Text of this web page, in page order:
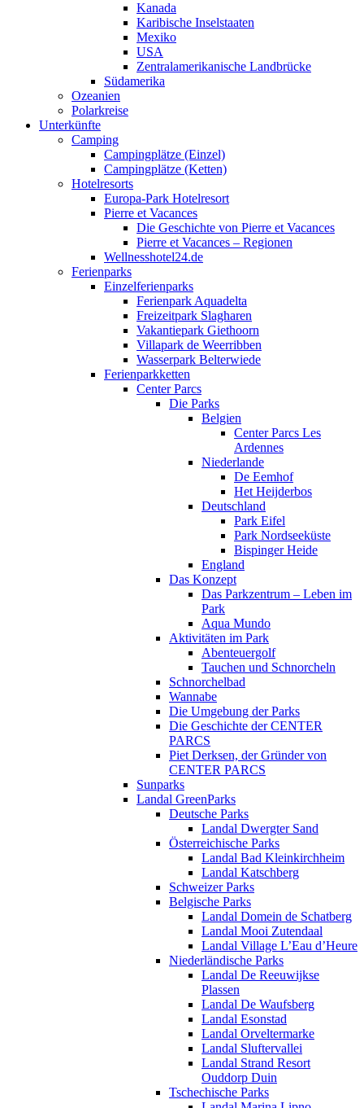
Kanada
Karibische Inselstaaten
Mexiko
USA
Zentralamerikanische Landbrücke
Südamerika
Ozeanien
Polarkreise
Unterkünfte
Camping
Campingplätze (Einzel)
Campingplätze (Ketten)
Hotelresorts
Europa-Park Hotelresort
Pierre et Vacances
Die Geschichte von Pierre et Vacances
Pierre et Vacances – Regionen
Wellnesshotel24.de
Ferienparks
Einzelferienparks
Ferienpark Aquadelta
Freizeitpark Slagharen
Vakantiepark Giethoorn
Villapark de Weerribben
Wasserpark Belterwiede
Ferienparkketten
Center Parcs
Die Parks
Belgien
Center Parcs Les
Ardennes
Niederlande
De Eemhof
Het Heijderbos
Deutschland
Park Eifel
Park Nordseeküste
Bispinger Heide
England
Das Konzept
Das Parkzentrum – Leben im
Park
Aqua Mundo
Aktivitäten im Park
Abenteuergolf
Tauchen und Schnorcheln
Schnorchelbad
Wannabe
Die Umgebung der Parks
Die Geschichte der CENTER
PARCS
Piet Derksen, der Gründer von
CENTER PARCS
Sunparks
Landal GreenParks
Deutsche Parks
Landal Dwergter Sand
Österreichische Parks
Landal Bad Kleinkirchheim
Landal Katschberg
Schweizer Parks
Belgische Parks
Landal Domein de Schatberg
Landal Mooi Zutendaal
Landal Village L’Eau d’Heure
Niederländische Parks
Landal De Reeuwijkse
Plassen
Landal De Waufsberg
Landal Esonstad
Landal Orveltermarke
Landal Sluftervallei
Landal Strand Resort
Ouddorp Duin
Tschechische Parks